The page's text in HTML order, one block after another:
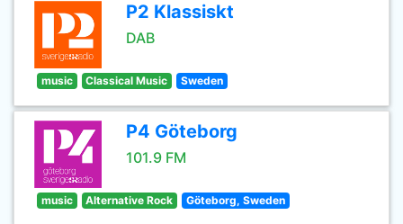
P2 Klassiskt
DAB
music Classical Music Sweden
P4 Göteborg
101.9 FM
music Alternative Rock Göteborg, Sweden